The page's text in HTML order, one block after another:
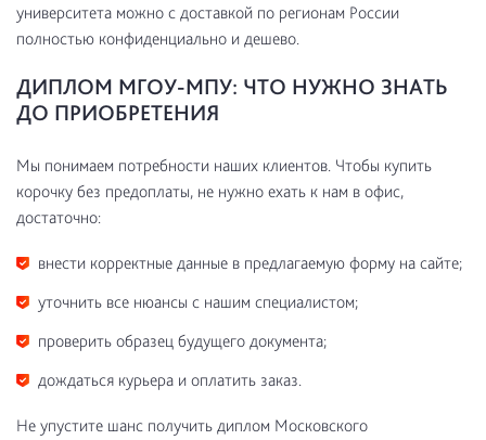
университета можно с доставкой по регионам России
полностью конфиденциально и дешево.
ДИПЛОМ МГОУ-МПУ: ЧТО НУЖНО ЗНАТЬ
ДО ПРИОБРЕТЕНИЯ
Мы понимаем потребности наших клиентов. Чтобы купить
корочку без предоплаты, не нужно ехать к нам в офис,
достаточно:
внести корректные данные в предлагаемую форму на сайте;
уточнить все нюансы с нашим специалистом;
проверить образец будущего документа;
дождаться курьера и оплатить заказ.
Не упустите шанс получить диплом Московского